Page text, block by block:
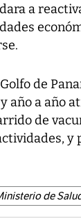
a
de
año a año
de
de